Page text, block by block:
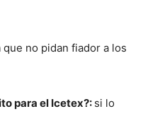
no pidan fiador a los
para el Icetex?: si lo